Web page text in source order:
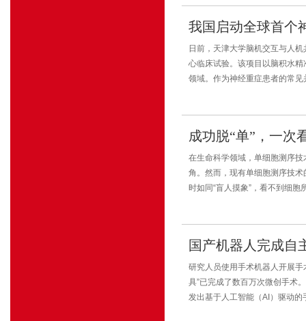
我国启动全球首个
日前，天津大学脑机交互与人
心临床试验。该项目以脑积水
领域。作为神经重症患者的常
成功脱“单”，一次
在生命科学领域，单细胞测序
角。然而，现有单细胞测序技
时如同“盲人摸象”，看不到细
国产机器人完成自
研究人员使用手术机器人开展
具”已完成了数百万次微创手术
发出基于人工智能（AI）驱动